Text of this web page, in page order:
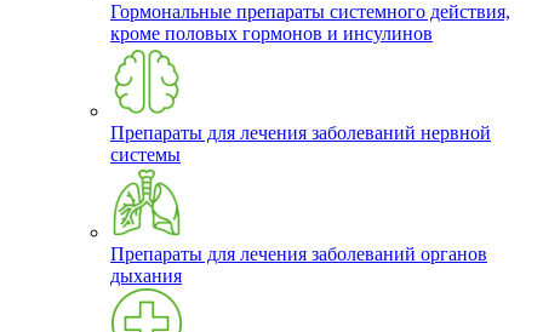
Гормональные препараты системного действия,
кроме половых гормонов и инсулинов
Препараты для лечения заболеваний нервной
системы
Препараты для лечения заболеваний органов
дыхания